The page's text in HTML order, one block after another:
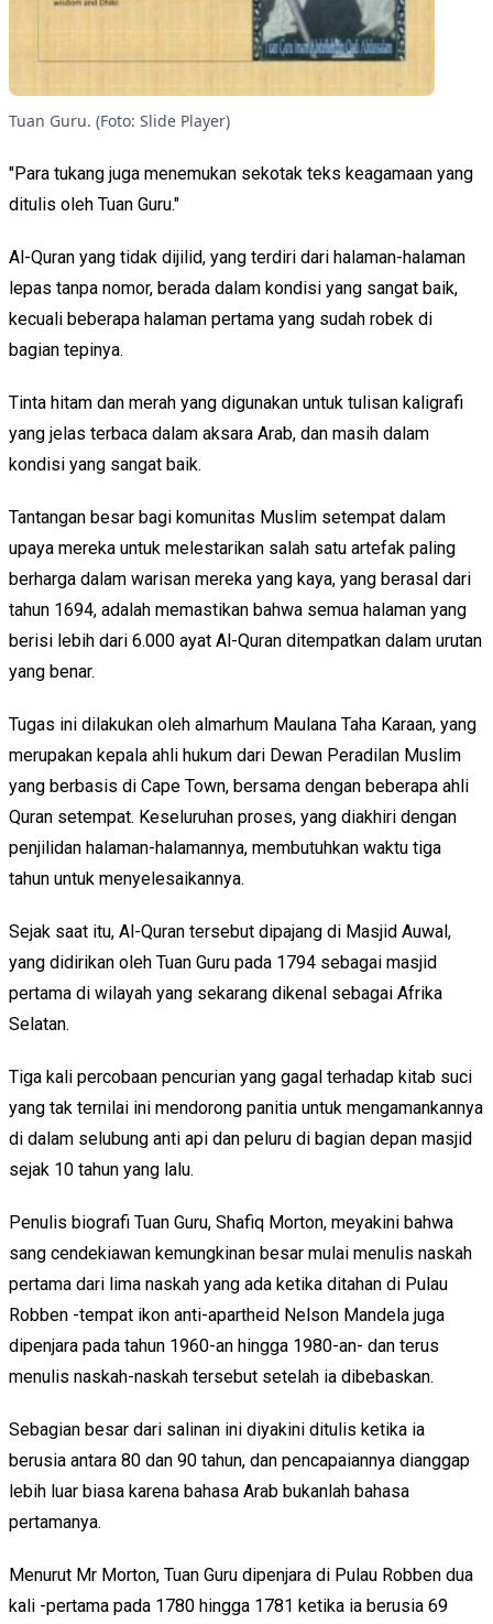
Tuan Guru. (Foto: Slide Player)
"Para tukang juga menemukan sekotak teks keagamaan yang
ditulis oleh Tuan Guru."
Al-Quran yang tidak dijilid, yang terdiri dari halaman-halaman
lepas tanpa nomor, berada dalam kondisi yang sangat baik,
kecuali beberapa halaman pertama yang sudah robek di
bagian tepinya.
Tinta hitam dan merah yang digunakan untuk tulisan kaligrafi
yang jelas terbaca dalam aksara Arab, dan masih dalam
kondisi yang sangat baik.
Tantangan besar bagi komunitas Muslim setempat dalam
upaya mereka untuk melestarikan salah satu artefak paling
berharga dalam warisan mereka yang kaya, yang berasal dari
tahun 1694, adalah memastikan bahwa semua halaman yang
berisi lebih dari 6.000 ayat Al-Quran ditempatkan dalam urutan
yang benar.
Tugas ini dilakukan oleh almarhum Maulana Taha Karaan, yang
merupakan kepala ahli hukum dari Dewan Peradilan Muslim
yang berbasis di Cape Town, bersama dengan beberapa ahli
Quran setempat. Keseluruhan proses, yang diakhiri dengan
penjilidan halaman-halamannya, membutuhkan waktu tiga
tahun untuk menyelesaikannya.
Sejak saat itu, Al-Quran tersebut dipajang di Masjid Auwal,
yang didirikan oleh Tuan Guru pada 1794 sebagai masjid
pertama di wilayah yang sekarang dikenal sebagai Afrika
Selatan.
Tiga kali percobaan pencurian yang gagal terhadap kitab suci
yang tak ternilai ini mendorong panitia untuk mengamankannya
di dalam selubung anti api dan peluru di bagian depan masjid
sejak 10 tahun yang lalu.
Penulis biografi Tuan Guru, Shafiq Morton, meyakini bahwa
sang cendekiawan kemungkinan besar mulai menulis naskah
pertama dari lima naskah yang ada ketika ditahan di Pulau
Robben -tempat ikon anti-apartheid Nelson Mandela juga
dipenjara pada tahun 1960-an hingga 1980-an- dan terus
menulis naskah-naskah tersebut setelah ia dibebaskan.
Sebagian besar dari salinan ini diyakini ditulis ketika ia
berusia antara 80 dan 90 tahun, dan pencapaiannya dianggap
lebih luar biasa karena bahasa Arab bukanlah bahasa
pertamanya.
Menurut Mr Morton, Tuan Guru dipenjara di Pulau Robben dua
kali -pertama pada 1780 hingga 1781 ketika ia berusia 69